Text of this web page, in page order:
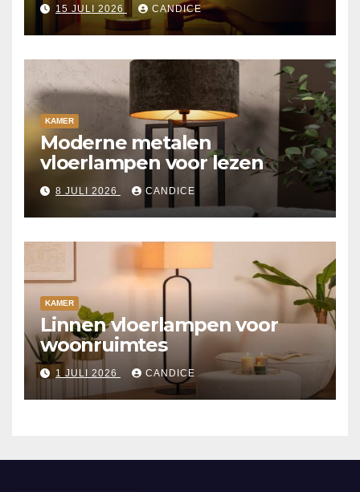
15 JULI 2026 CANDICE
KAMER
Moderne metalen
vloerlampen voor lezen
8 JULI 2026 CANDICE
KAMER
Linnen vloerlampen voor
woonruimtes
1 JULI 2026 CANDICE